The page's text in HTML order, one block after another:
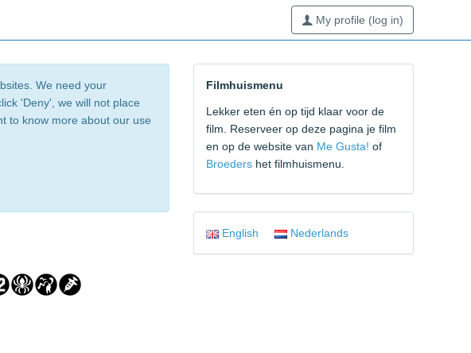
My profile (log in)
We need your
'Deny', we will not place
to know more about our use
Filmhuismenu
Lekker eten én op tijd klaar voor de
film. Reserveer op deze pagina je film
en op de website van Me Gusta! of
Broedershet filmhuismenu.
English Nederlands